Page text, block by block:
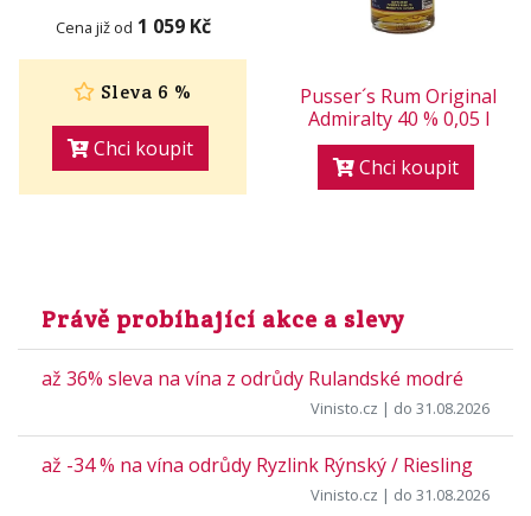
Cena již od 1 059 Kč
Sleva 6 %
Chci koupit
Pusser´s Rum Original
Admiralty 40 % 0,05 l
Chci koupit
Právě probíhající akce a slevy
až 36% sleva na vína z odrůdy Rulandské modré
Vinisto.cz | do 31.08.2026
až -34 % na vína odrůdy Ryzlink Rýnský / Riesling
Vinisto.cz | do 31.08.2026